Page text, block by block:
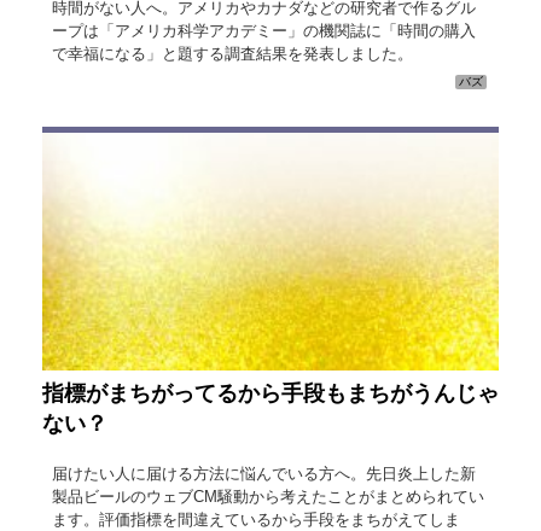
時間がない人へ。アメリカやカナダなどの研究者で作るグル
ープは「アメリカ科学アカデミー」の機関誌に「時間の購入
で幸福になる」と題する調査結果を発表しました。
バズ
指標がまちがってるから手段もまちがうんじゃ
ない？
届けたい人に届ける方法に悩んでいる方へ。先日炎上した新
製品ビールのウェブCM騒動から考えたことがまとめられてい
ます。評価指標を間違えているから手段をまちがえてしま